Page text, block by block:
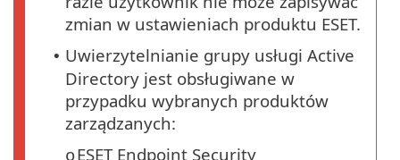
zmian w ustawieniach produktu ESET.
• Uwierzytelnianie grupy usługi Active
Directory jest obsługiwane w
przypadku wybranych produktów
zarządzanych:
ESET Endpoint Security